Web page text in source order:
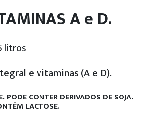
A e D.
litros
e vitaminas (A e D).
PODE CONTER DERIVADOS DE SOJA.
LACTOSE.